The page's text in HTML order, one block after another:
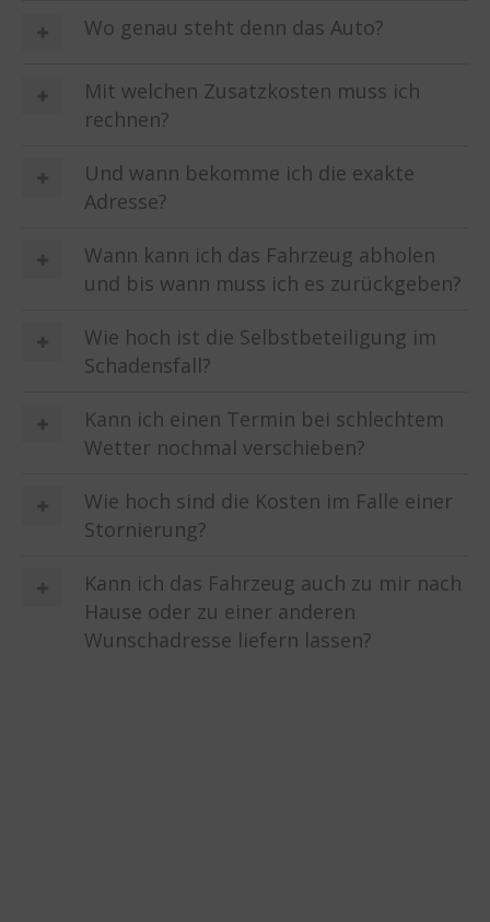
Wo genau steht denn das Auto?
Mit welchen Zusatzkosten muss ich
rechnen?
Und wann bekomme ich die exakte
Adresse?
Wann kann ich das Fahrzeug abholen
und bis wann muss ich es zurückgeben?
Wie hoch ist die Selbstbeteiligung im
Schadensfall?
Kann ich einen Termin bei schlechtem
Wetter nochmal verschieben?
Wie hoch sind die Kosten im Falle einer
Stornierung?
Kann ich das Fahrzeug auch zu mir nach
Hause oder zu einer anderen
Wunschadresse liefern lassen?